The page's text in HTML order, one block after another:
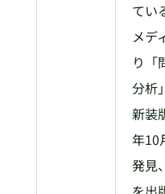
てい
メデ
り「
分析
新装
年10
発見